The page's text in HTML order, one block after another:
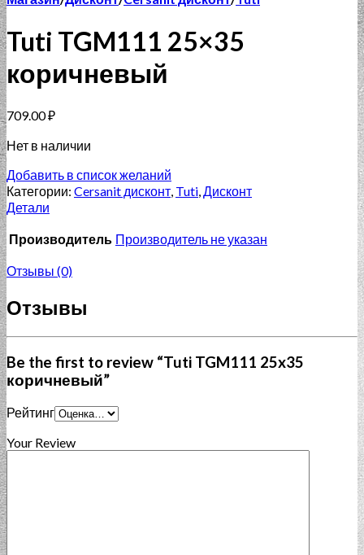
Tuti TGM111 25×35
коричневый
709.00₽
Нет в наличии
Добавить в список желаний
Категории: Cersanit дисконт, Tuti,Дисконт
Детали
Производитель Производитель не указан
Отзывы (0)
Отзывы
Be the first to review “Tuti TGM111 25x35
коричневый”
Рейтинг
Your Review